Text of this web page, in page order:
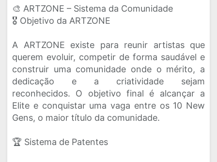
🎨 ARTZONE – Sistema da Comunidade
🎖️ Objetivo da ARTZONE
A ARTZONE existe para reunir artistas que
querem evoluir, competir de forma saudável e
construir uma comunidade onde o mérito, a
dedicação e a criatividade sejam
reconhecidos. O objetivo final é alcançar a
Elite e conquistar uma vaga entre os 10 New
Gens, o maior título da comunidade.
🏆 Sistema de Patentes